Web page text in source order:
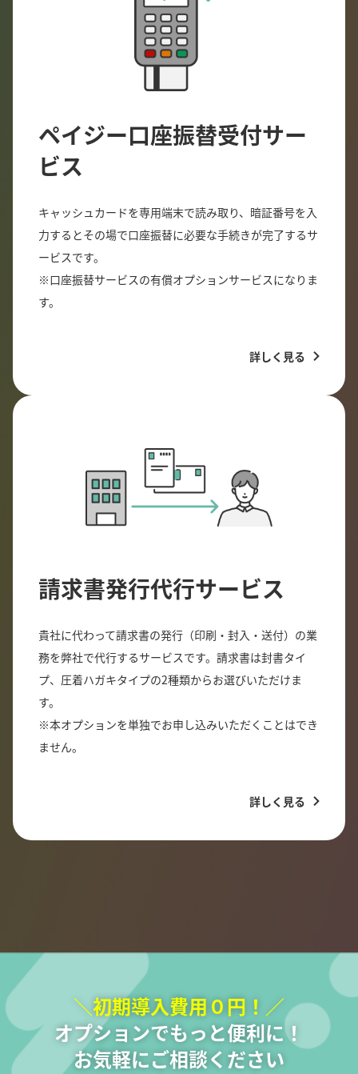
ペイジー口座振替受付サー
ビス
キャッシュカードを専用端末で読み取り、暗証番号を入
力するとその場で口座振替に必要な手続きが完了するサ
ービスです。
※口座振替サービスの有償オプションサービスになりま
す。
詳しく見る
請求書発行代行サービス
貴社に代わって請求書の発行（印刷・封入・送付）の業
務を弊社で代行するサービスです。請求書は封書タイ
プ、圧着ハガキタイプの2種類からお選びいただけま
す。
※本オプションを単独でお申し込みいただくことはでき
ません。
詳しく見る
＼初期導入費用０円！／
オプションでもっと便利に！
お気軽にご相談ください